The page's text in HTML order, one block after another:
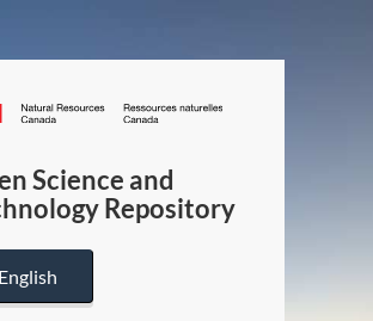
/
Canada
Science and
Repository
English